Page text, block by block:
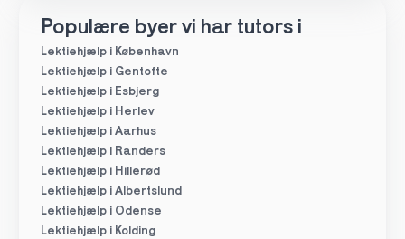
Populære byer vi har tutors i
Lektiehjælp i København
Lektiehjælp i Gentofte
Lektiehjælp i Esbjerg
Lektiehjælp i Herlev
Lektiehjælp i Aarhus
Lektiehjælp i Randers
Lektiehjælp i Hillerød
Lektiehjælp i Albertslund
Lektiehjælp i Odense
Lektiehjælp i Kolding